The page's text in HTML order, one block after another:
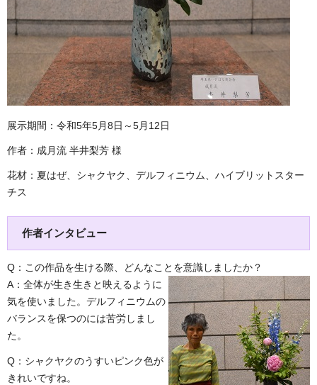
展示期間：令和5年5月8日～5月12日
作者：成月流 半井梨芳 様
花材：夏はぜ、シャクヤク、デルフィニウム、ハイブリットスター
チス
作者インタビュー
Q：この作品を生ける際、どんなことを意識しましたか？
A：全体が生き生きと映えるように
気を使いました。デルフィニウムの
バランスを保つのには苦労しまし
た。
Q：シャクヤクのうすいピンク色が
きれいですね。